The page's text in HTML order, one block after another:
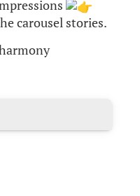
carousel stories.